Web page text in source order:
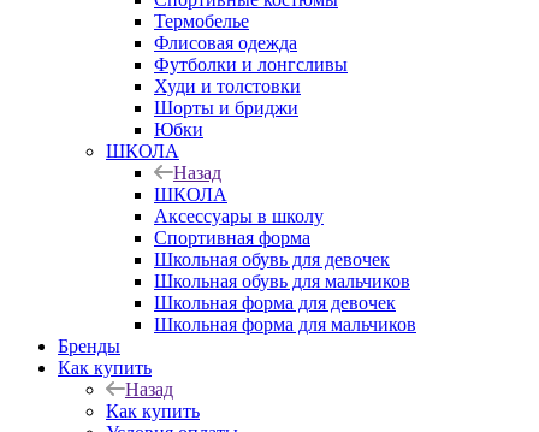
Термобелье
Флисовая одежда
Футболки и лонгсливы
Худи и толстовки
Шорты и бриджи
Юбки
ШКОЛА
Назад
ШКОЛА
Аксессуары в школу
Спортивная форма
Школьная обувь для девочек
Школьная обувь для мальчиков
Школьная форма для девочек
Школьная форма для мальчиков
Бренды
Как купить
Назад
Как купить